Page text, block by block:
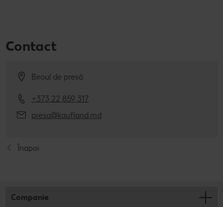
Contact
Biroul de presă
+373 22 859 317
presa@kaufland.md
Înapoi
Companie